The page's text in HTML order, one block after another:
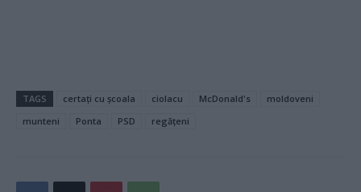
TAGS certați cu școala ciolacu McDonald's
moldoveni
munteni
Ponta PSD regățeni